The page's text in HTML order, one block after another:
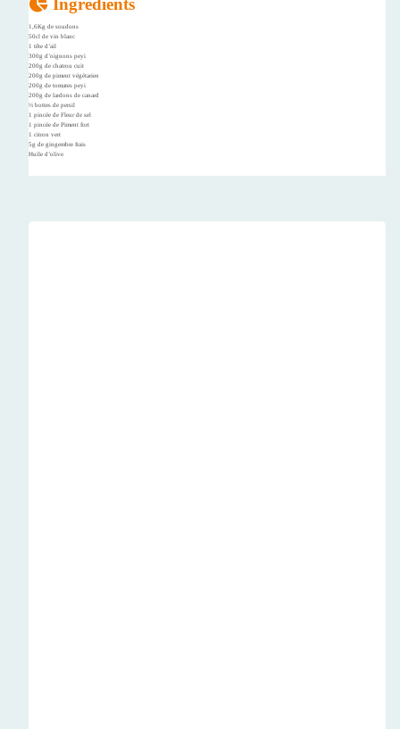
Ingrédients
1,6Kg de soudons
50cl de vin blanc
1 tête d’ail
300g d’oignons peyi
200g de chatrou cuit
200g de piment végétarien
200g de tomates peyi
200g de lardons de canard
½ bottes de persil
1 pincée de Fleur de sel
1 pincée de Piment fort
1 citron vert
5g de gingembre frais
Huile d’olive